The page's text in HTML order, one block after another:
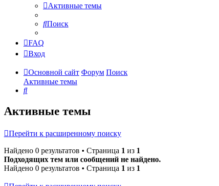
Активные темы
Поиск
FAQ
Вход
Основной сайт Форум Поиск
Активные темы
Поиск
Активные темы
Перейти к расширенному поиску
Найдено 0 результатов • Страница 1 из 1
Подходящих тем или сообщений не найдено.
Найдено 0 результатов • Страница 1 из 1